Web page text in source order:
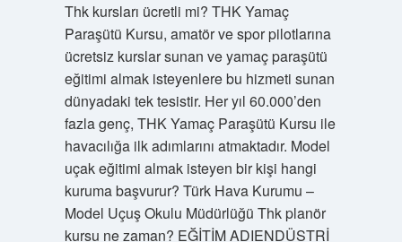
Thk kursları ücretli mi? THK Yamaç
Paraşütü Kursu, amatör ve spor pilotlarına
ücretsiz kurslar sunan ve yamaç paraşütü
eğitimi almak isteyenlere bu hizmeti sunan
dünyadaki tek tesistir. Her yıl 60.000’den
fazla genç, THK Yamaç Paraşütü Kursu ile
havacılığa ilk adımlarını atmaktadır. Model
uçak eğitimi almak isteyen bir kişi hangi
kuruma başvurur? Türk Hava Kurumu –
Model Uçuş Okulu Müdürlüğü Thk planör
kursu ne zaman? EĞİTİM ADIENDÜSTRİ